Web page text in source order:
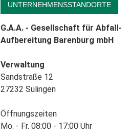
UNTERNEHMENSSTANDORTE
G.A.A. - Gesellschaft für Abfall-
Aufbereitung Barenburg mbH
Verwaltung
Sandstraße 12
27232 Sulingen
Öffnungszeiten
Mo. - Fr. 08:00 - 17:00 Uhr